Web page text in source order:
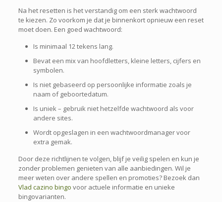
Na het resetten is het verstandig om een sterk wachtwoord
te kiezen. Zo voorkom je dat je binnenkort opnieuw een reset
moet doen. Een goed wachtwoord:
Is minimaal 12 tekens lang.
Bevat een mix van hoofdletters, kleine letters, cijfers en
symbolen.
Is niet gebaseerd op persoonlijke informatie zoals je
naam of geboortedatum.
Is uniek – gebruik niet hetzelfde wachtwoord als voor
andere sites.
Wordt opgeslagen in een wachtwoordmanager voor
extra gemak.
Door deze richtlijnen te volgen, blijf je veilig spelen en kun je
zonder problemen genieten van alle aanbiedingen. Wil je
meer weten over andere spellen en promoties? Bezoek dan
Vlad cazino bingo voor actuele informatie en unieke
bingovarianten.